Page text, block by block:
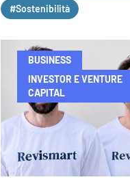
#Sostenibilità
BUSINESS
INVESTOR E VENTURE
CAPITAL